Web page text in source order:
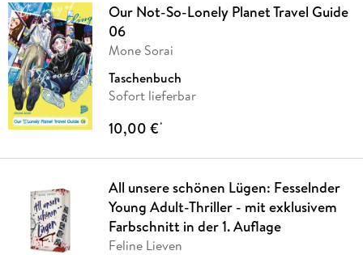
Our Not-So-Lonely Planet Travel Guide
06
Mone Sorai
Taschenbuch
Sofort lieferbar
10,00 €*
All unsere schönen Lügen: Fesselnder
Young Adult-Thriller - mit exklusivem
Farbschnitt in der 1. Auflage
Feline Lieven